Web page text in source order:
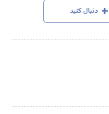
دنبال کنید